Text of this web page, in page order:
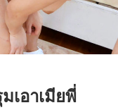
เอาเมียพี่